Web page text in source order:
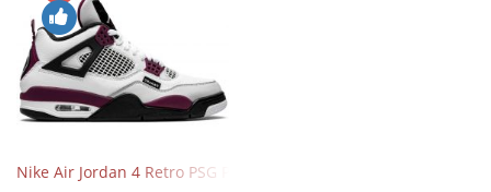
Nike Air Jordan 4 Retro PSG Paris Saint-Germain